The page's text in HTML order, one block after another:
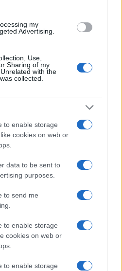
my
Advertising.
Use,
Sharing of my
with the
collected.
to enable storage
cookies on web or
data to be sent to
purposes.
to send me
to enable storage
cookies on web or
to enable storage
início do projeto, o que pode
a $ 1em um futuro próximo.
horas , o mercado ainda não
extremamente volátil, portanto,
técnicos e consultar